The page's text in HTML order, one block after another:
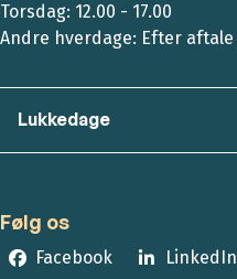
Torsdag: 12.00 - 17.00
Andre hverdage: Efter aftale
Lukkedage
Følg os
Facebook LinkedIn